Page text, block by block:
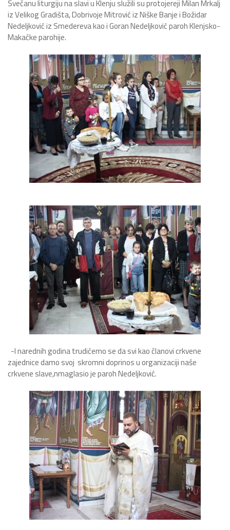
Svečanu liturgiju na slavi u Klenju služili su protojereji Milan Mrkalj
iz Velikog Gradišta, Dobrivoje Mitrović iz Niške Banje i Božidar
Nedeljković iz Smedereva kao i Goran Nedeljković paroh Klenjsko-
Makačke parohije.
-I narednih godina trudićemo se da svi kao članovi crkvene
zajednice damo svoj skromni doprinos u organizaciji naše
crkvene slave,nmaglasio je paroh Nedeljković.